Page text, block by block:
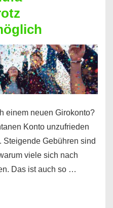
einem neuen Girokonto?
Konto unzufrieden
Steigende Gebühren sind
viele sich nach
Das ist auch so …